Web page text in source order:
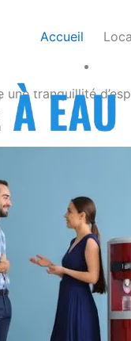
bonbonne
Accueil
tranquillité